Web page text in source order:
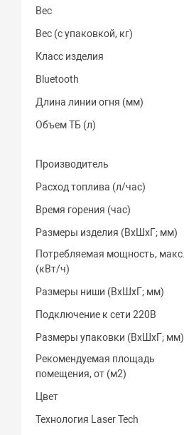
Вес
Вес (с упаковкой, кг)
Класс изделия
Bluetooth
Длина линии огня (мм)
Объем ТБ (л)
Производитель
Расход топлива (л/час)
Время горения (час)
Размеры изделия (ВхШхГ; мм)
Потребляемая мощность, макс.
(кВт/ч)
Размеры ниши (ВхШхГ; мм)
Подключение к сети 220В
Размеры упаковки (ВхШхГ; мм)
Рекомендуемая площадь
помещения, от (м2)
Цвет
Технология Laser Tech